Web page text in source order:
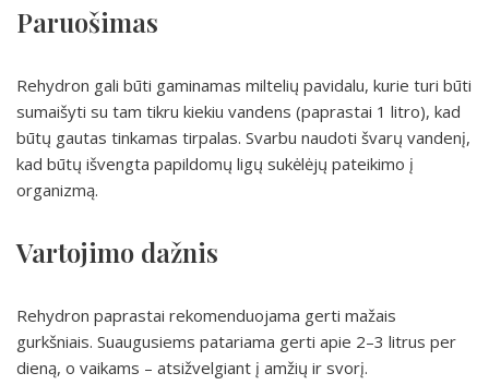
Paruošimas
Rehydron gali būti gaminamas miltelių pavidalu, kurie turi būti
sumaišyti su tam tikru kiekiu vandens (paprastai 1 litro), kad
būtų gautas tinkamas tirpalas. Svarbu naudoti švarų vandenį,
kad būtų išvengta papildomų ligų sukėlėjų pateikimo į
organizmą.
Vartojimo dažnis
Rehydron paprastai rekomenduojama gerti mažais
gurkšniais. Suaugusiems patariama gerti apie 2–3 litrus per
dieną, o vaikams – atsižvelgiant į amžių ir svorį.